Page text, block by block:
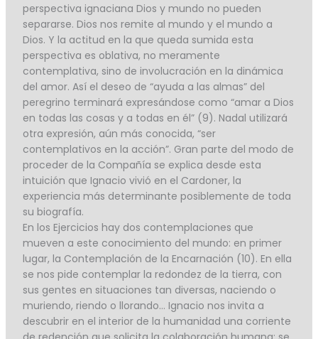
perspectiva ignaciana Dios y mundo no pueden
separarse. Dios nos remite al mundo y el mundo a
Dios. Y la actitud en la que queda sumida esta
perspectiva es oblativa, no meramente
contemplativa, sino de involucración en la dinámica
del amor. Así el deseo de “ayuda a las almas” del
peregrino terminará expresándose como “amar a Dios
en todas las cosas y a todas en él” (9). Nadal utilizará
otra expresión, aún más conocida, “ser
contemplativos en la acción”. Gran parte del modo de
proceder de la Compañía se explica desde esta
intuición que Ignacio vivió en el Cardoner, la
experiencia más determinante posiblemente de toda
su biografía.
En los Ejercicios hay dos contemplaciones que
mueven a este conocimiento del mundo: en primer
lugar, la Contemplación de la Encarnación (10). En ella
se nos pide contemplar la redondez de la tierra, con
sus gentes en situaciones tan diversas, naciendo o
muriendo, riendo o llorando… Ignacio nos invita a
descubrir en el interior de la humanidad una corriente